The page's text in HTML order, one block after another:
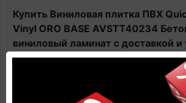
Купить Виниловая плитка ПВХ
Vinyl ORO BASE AVSTT40234
виниловый ламинат с доставкой и
цене производителявы всегда
этом каталоге или в нашем